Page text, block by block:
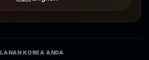
KOREA ANDA